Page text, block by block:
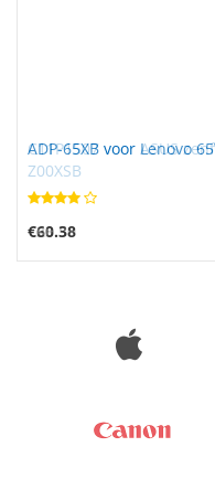
ADP-65XB voor Lenovo
€60.38
C11P1507 voor ASUS
Z00XSB
€23.50